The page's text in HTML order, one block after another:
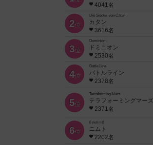
4041名
2位
Die Siedler von Catan
カタン
3616名
3位
Dominion
ドミニオン
2530名
4位
Battle Line
バトルライン
2378名
5位
Terraforming Mars
テラフォーミングマーズ
2371名
6位
6 nimmt!
ニムト
2202名